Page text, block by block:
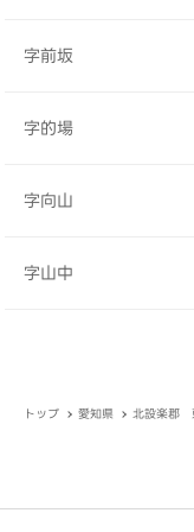
字前坂
字的場
字向山
字山中
トップ 愛知県 北設楽郡